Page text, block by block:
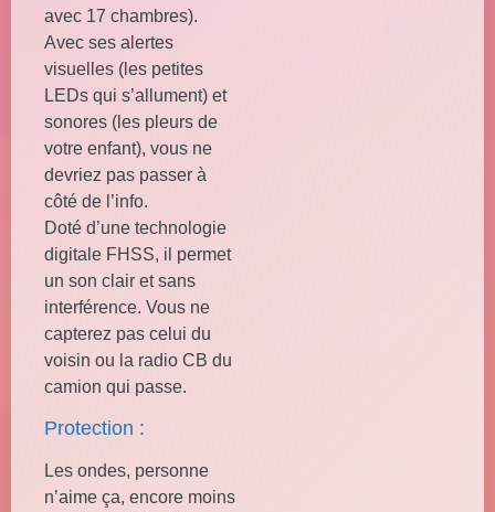
avec 17 chambres).
Avec ses alertes
visuelles (les petites
LEDs qui s’allument) et
sonores (les pleurs de
votre enfant), vous ne
devriez pas passer à
côté de l’info.
Doté d’une technologie
digitale FHSS, il permet
un son clair et sans
interférence. Vous ne
capterez pas celui du
voisin ou la radio CB du
camion qui passe.
Protection :
Les ondes, personne
n’aime ça, encore moins